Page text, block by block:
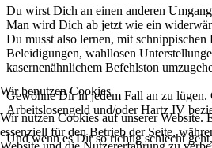
Du wirst Dich an einen anderen
Man wird Dich ab jetzt wie ein
Du musst also lernen, mit schnippischen
Beleidigungen, wahllosen
kasernenähnlichem Befehlston
Gewöhne Dir in jedem Fall an zu lügen.
Arbeitslosengeld und/oder Hartz IV
Und wenn es Dir so richtig schlecht
Wir benutzen Cookies
Wir nutzen Cookies auf unserer Website.
essenziell für den Betrieb der Seite,